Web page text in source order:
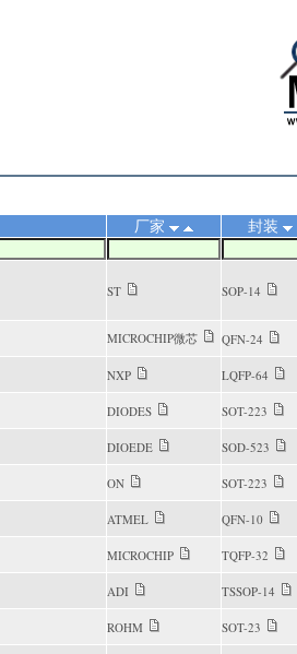
厂家 封装
ST SOP-14
MICROCHIP微芯 QFN-24
NXP LQFP-64
DIODES SOT-223
DIOEDE SOD-523
ON SOT-223
ATMEL QFN-10
MICROCHIP TQFP-32
ADI TSSOP-14
ROHM SOT-23